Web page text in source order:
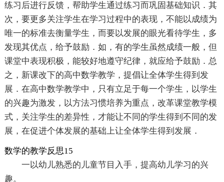
练习后进行反馈，帮助学生通过练习而巩固基础知识．其
次，要更多关注学生在学习过程中的表现，不能以成绩为
唯一的标准去衡量学生，而要以发展的眼光看待学生，多
发现其优点，给予鼓励．如，有的学生虽然成绩一般，但
课堂中表现积极，能较好地遵守纪律，就应给予鼓励．总
之，新课改下的高中数学教学，提倡让全体学生得到发
展．在高中数学教学中，只有立足于每一个学生，以学生
的兴趣为激发，以方法习惯培养为重点，改革课堂教学模
式，关注学生的差异性，才能让不同的学生得到不同的发
展，在促进个体发展的基础上让全体学生得到发展．
数学的教学反思15
一以幼儿熟悉的儿童节目入手，提高幼儿学习的兴
趣。